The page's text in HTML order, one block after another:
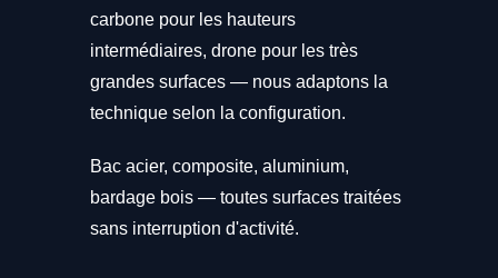
carbone pour les hauteurs
intermédiaires, drone pour les très
grandes surfaces — nous adaptons la
technique selon la configuration.
Bac acier, composite, aluminium,
bardage bois — toutes surfaces traitées
sans interruption d'activité.